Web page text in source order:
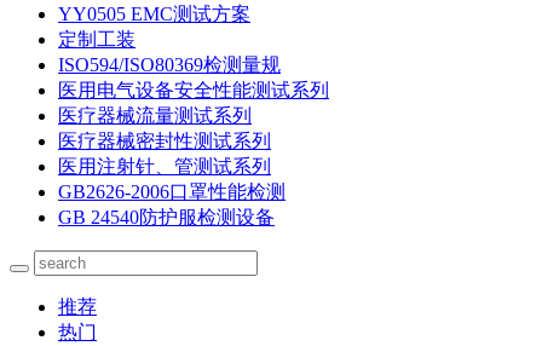
YY0505 EMC测试方案
定制工装
ISO594/ISO80369检测量规
医用电气设备安全性能测试系列
医疗器械流量测试系列
医疗器械密封性测试系列
医用注射针、管测试系列
GB2626-2006口罩性能检测
GB 24540防护服检测设备
推荐
热门